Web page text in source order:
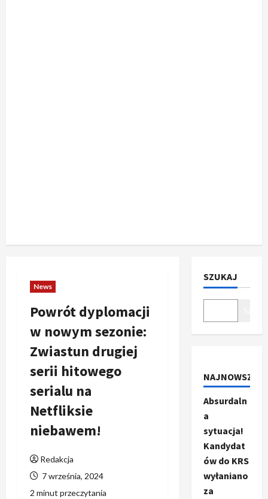
News
Powrót dyplomacji
w nowym sezonie:
Zwiastun drugiej
serii hitowego
serialu na
Netfliksie
niebawem!
Redakcja
7 września, 2024
2 minut przeczytania
SZUKAJ
NAJNOWSZE
Absurdaln
a
sytuacja!
Kandydat
ów do KRS
wyłaniano
za